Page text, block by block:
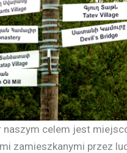
naszym celem jest
zamieszkanymi przez